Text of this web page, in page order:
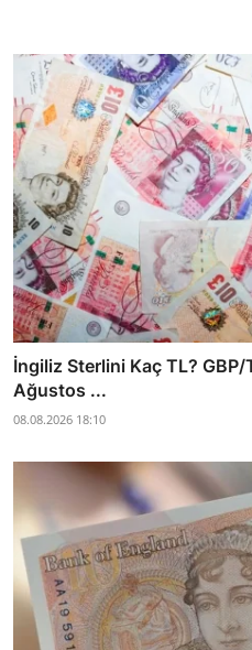
İngiliz Sterlini Kaç TL?
Ağustos ...
08.08.2026 18:10